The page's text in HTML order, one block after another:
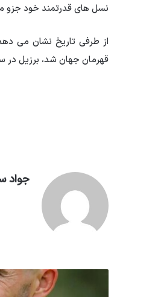
نسل های قدرتمند خود جزو
از طرفی تاریخ نشان می
قهرمان جهان شد، برزیل در سال های 1958
جواد